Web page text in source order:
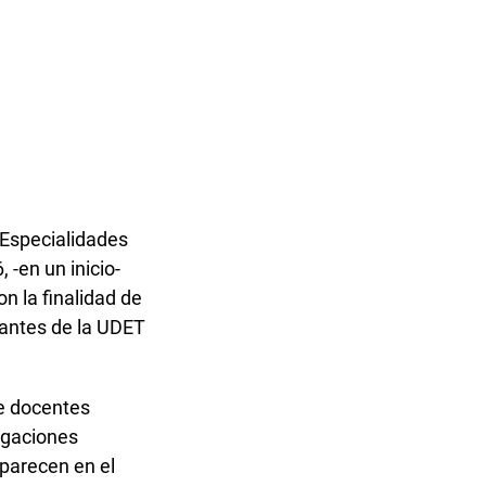
-en un inicio-
la finalidad de
de la UDET
docentes
en el